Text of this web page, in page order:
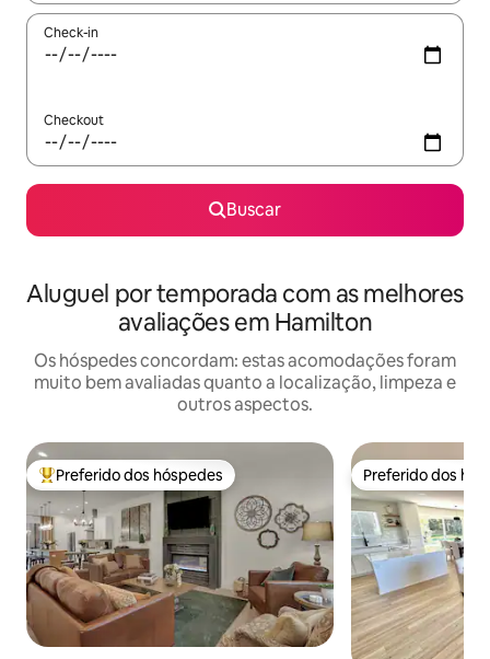
Check-in
Checkout
Buscar
Aluguel por temporada com as melhores
avaliações em Hamilton
Os hóspedes concordam: estas acomodações foram
muito bem avaliadas quanto a localização, limpeza e
outros aspectos.
Entre os melhores preferidos dos hóspedes
Preferido dos hóspedes Preferido dos
Preferido dos